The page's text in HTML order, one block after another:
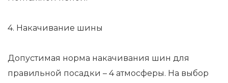
4. Накачивание шины
Допустимая норма накачивания шин для
правильной посадки – 4 атмосферы. На выбор